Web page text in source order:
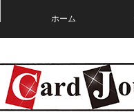
ホーム